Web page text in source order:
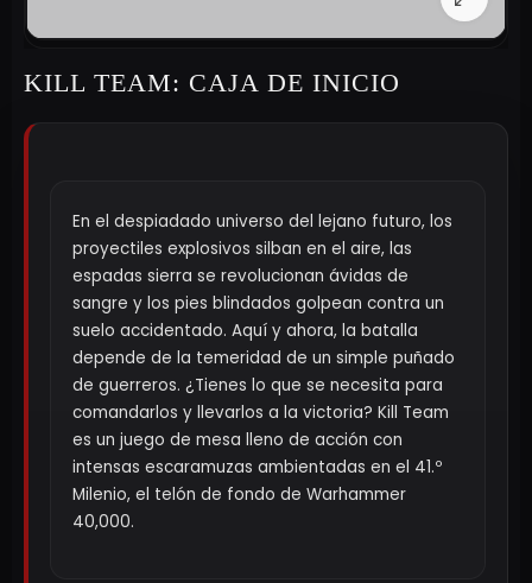
KILL TEAM: CAJA DE INICIO
En el despiadado universo del lejano futuro, los
proyectiles explosivos silban en el aire, las
espadas sierra se revolucionan ávidas de
sangre y los pies blindados golpean contra un
suelo accidentado. Aquí y ahora, la batalla
depende de la temeridad de un simple puñado
de guerreros. ¿Tienes lo que se necesita para
comandarlos y llevarlos a la victoria? Kill Team
es un juego de mesa lleno de acción con
intensas escaramuzas ambientadas en el 41.º
Milenio, el telón de fondo de Warhammer
40,000.